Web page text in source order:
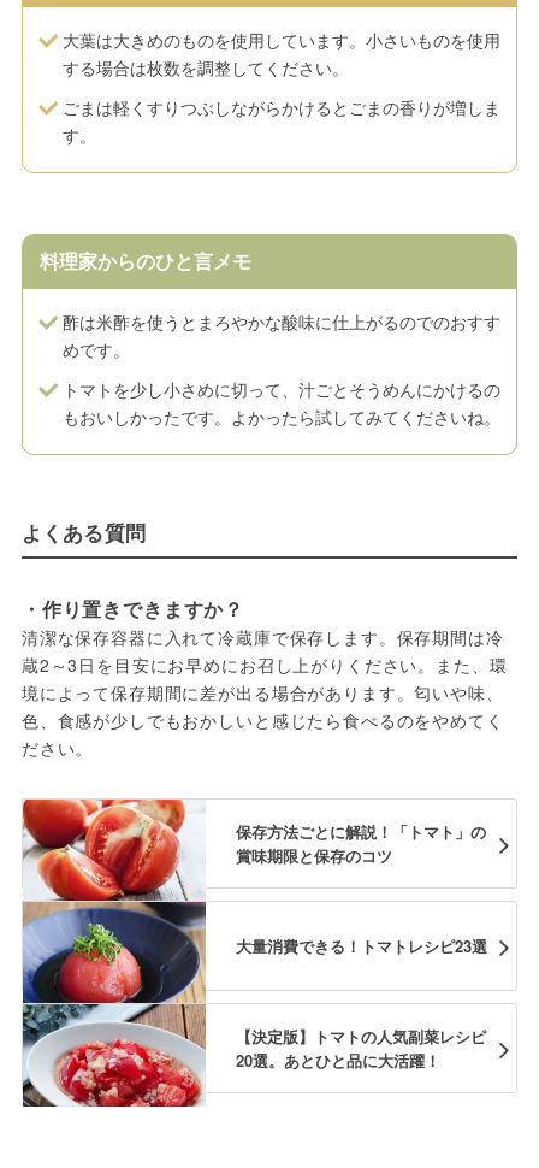
大葉は大きめのものを使用しています。小さいものを使用
する場合は枚数を調整してください。
ごまは軽くすりつぶしながらかけるとごまの香りが増しま
す。
料理家からのひと言メモ
酢は米酢を使うとまろやかな酸味に仕上がるのでのおすす
めです。
トマトを少し小さめに切って、汁ごとそうめんにかけるの
もおいしかったです。よかったら試してみてくださいね。
よくある質問
・作り置きできますか？
清潔な保存容器に入れて冷蔵庫で保存します。保存期間は冷
蔵2～3日を目安にお早めにお召し上がりください。また、環
境によって保存期間に差が出る場合があります。匂いや味、
色、食感が少しでもおかしいと感じたら食べるのをやめてく
ださい。
保存方法ごとに解説！「トマト」の
賞味期限と保存のコツ
大量消費できる！トマトレシピ23選
【決定版】トマトの人気副菜レシピ
20選。あとひと品に大活躍！